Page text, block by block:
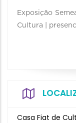
Exposição
Cultura |
Casa Fiat de